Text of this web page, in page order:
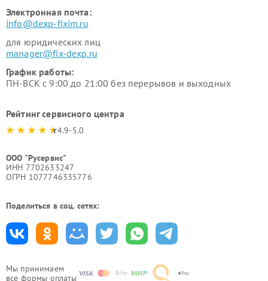
Мы принимаем
все формы оплаты
Электронная почта:
info@dexp-fixim.ru
для юридических лиц
manager@fix-dexp.ru
График работы:
ПН-ВСК с 9:00 до 21:00 без перерывов и выходных
Рейтинг сервисного центра
4.9-5.0
ООО "Русервис"
ИНН 7702633247
ОГРН 1077746335776
Поделиться в соц. сетях: